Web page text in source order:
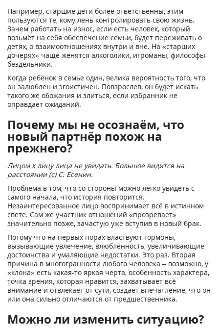
Например, старшие дети более ответственны, этим
пользуются те, кому лень контролировать свою жизнь.
Зачем работать на износ, если есть человек, который
возьмёт на себя обеспечение семьи, будет переживать о
детях, о взаимоотношениях внутри и вне. На «старших
дочерях» чаще женятся алкоголики, игроманы, философы-
бездельники.
Когда ребёнок в семье один, велика вероятность того, что
он залюблен и эгоистичен. Повзрослев, он будет искать
такого же обожания и злиться, если избранник не
оправдает ожиданий.
Почему мы не осознаём, что
новый партнёр похож на
прежнего?
Лицом к лицу лица не увидать. Большое видится на
расстоянии (с) С. Есенин.
Проблема в том, что со стороны можно легко увидеть с
самого начала, что история повторится.
Незаинтересованное лицо воспринимает всё в истинном
свете. Сам же участник отношений «прозревает»
значительно позже, зачастую уже вступив в новый брак.
Потому что на первых порах властвуют гормоны,
вызывающие увлечение, влюблённость, увеличивающие
достоинства и умаляющие недостатки. Это раз. Вторая
причина в многогранности любого человека – возможно, у
«клона» есть какая-то яркая черта, особенность характера,
точка зрения, которая нравится, захватывает всё
внимание и отвлекает от сути, создаёт впечатление, что он
или она сильно отличаются от предшественника.
Можно ли изменить ситуацию?